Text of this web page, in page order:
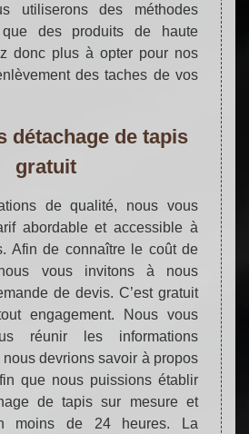
utiliserons des méthodes
des produits de haute
donc plus à opter pour nos
des taches de vos
détachage de tapis
gratuit
de qualité, nous vous
abordable et accessible à
Afin de connaître le coût de
vous invitons à nous
de devis. C’est gratuit
engagement. Nous vous
réunir les informations
devrions savoir à propos
que nous puissions établir
de tapis sur mesure et
moins de 24 heures. La